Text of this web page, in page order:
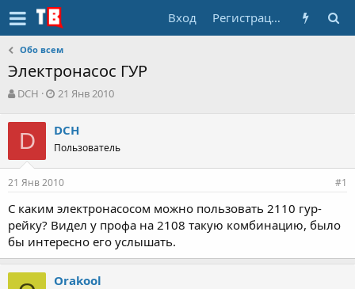
Вход Регистрация
Обо всем
Электронасос ГУР
А
т
о
р
т
е
ы
DCH
Д
а
н
ч
л
а
21 Янв 2010
D DCH
Пользователь
21 Янв 2010 #1
С каким электронасосом можно пользовать 2110 гур-
рейку? Видел у профа на 2108 такую комбинацию, было
бы интересно его услышать.
Orakool